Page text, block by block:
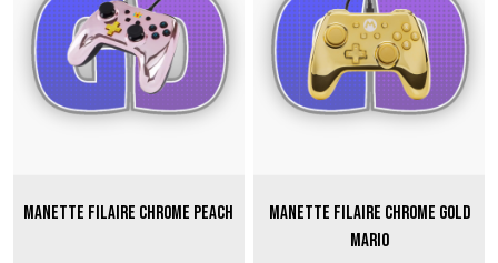
Manette Filaire Chrome Peach
Manette Filaire Chrome Gold
Mario